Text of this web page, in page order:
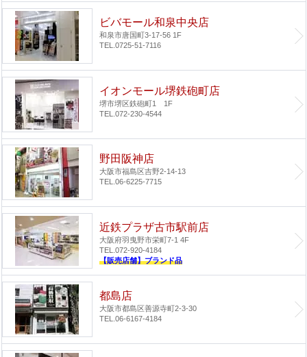
ビバモール和泉中央店
和泉市唐国町3-17-56 1F
TEL.0725-51-7116
イオンモール堺鉄砲町店
堺市堺区鉄砲町1 1F
TEL.072-230-4544
野田阪神店
大阪市福島区吉野2-14-13
TEL.06-6225-7715
近鉄プラザ古市駅前店
大阪府羽曳野市栄町7-1 4F
TEL.072-920-4184
【販売店舗】ブランド品
都島店
大阪市都島区善源寺町2-3-30
TEL.06-6167-4184